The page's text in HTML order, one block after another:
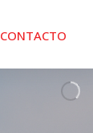
CONTACTO